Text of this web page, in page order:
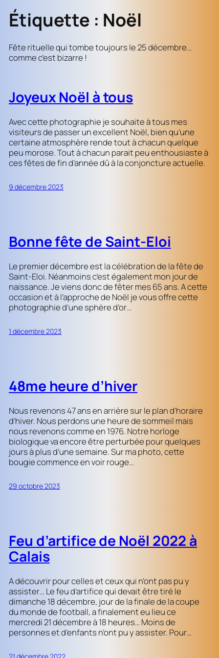
Étiquette : Noël
Fête rituelle qui tombe toujours le 25 décembre…
comme c’est bizarre !
Joyeux Noël à tous
Avec cette photographie je souhaite à tous mes
visiteurs de passer un excellent Noël, bien qu’une
certaine atmosphère rende tout à chacun quelque
peu morose. Tout à chacun parait peu enthousiaste à
ces fêtes de fin d’année dû à la conjoncture actuelle.
9 décembre 2023
Bonne fête de Saint-Eloi
Le premier décembre est la célébration de la fête de
Saint-Eloi. Néanmoins c’est également mon jour de
naissance. Je viens donc de fêter mes 65 ans. A cette
occasion et à l’approche de Noël je vous offre cette
photographie d’une sphère d’or…
1 décembre 2023
48me heure d’hiver
Nous revenons 47 ans en arrière sur le plan d’horaire
d’hiver. Nous perdons une heure de sommeil mais
nous revenons comme en 1976. Notre horloge
biologique va encore être perturbée pour quelques
jours à plus d’une semaine. Sur ma photo, cette
bougie commence en voir rouge…
29 octobre 2023
Feu d’artifice de Noël 2022 à
Calais
A découvrir pour celles et ceux qui n’ont pas pu y
assister… Le feu d’artifice qui devait être tiré le
dimanche 18 décembre, jour de la finale de la coupe
du monde de football, a finalement eu lieu ce
mercredi 21 décembre à 18 heures… Moins de
personnes et d’enfants n’ont pu y assister. Pour…